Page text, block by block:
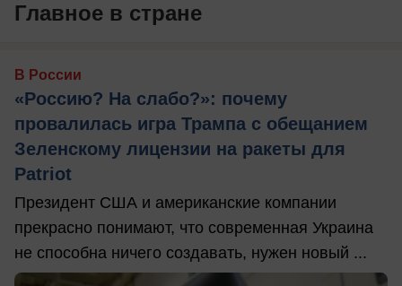
Главное в стране
В России
«Россию? На слабо?»: почему
провалилась игра Трампа с обещанием
Зеленскому лицензии на ракеты для
Patriot
Президент США и американские компании
прекрасно понимают, что современная Украина
не способна ничего создавать, нужен новый ...